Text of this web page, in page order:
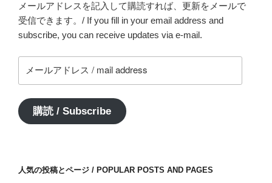
メールアドレスを記入して購読すれば、更新をメールで
受信できます。/ If you fill in your email address and
subscribe, you can receive updates via e-mail.
ー
ア
ド
購読 / Subscribe
人気の投稿とページ / POPULAR POSTS AND PAGES